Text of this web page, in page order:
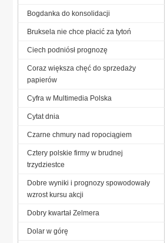
Bogdanka do konsolidacji
Bruksela nie chce płacić za tytoń
Ciech podniósł prognozę
Coraz większa chęć do sprzedaży
papierów
Cyfra w Multimedia Polska
Cytat dnia
Czarne chmury nad ropociągiem
Cztery polskie firmy w brudnej
trzydziestce
Dobre wyniki i prognozy spowodowały
wzrost kursu akcji
Dobry kwartał Zelmera
Dolar w górę